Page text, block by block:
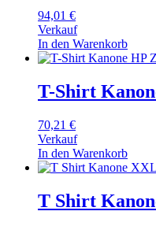
94,01 €
Verkauf
In den Warenkorb
T-Shirt
70,21 €
Verkauf
In den Warenkorb
T Shirt